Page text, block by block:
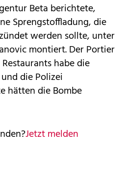
Beta berichtete,
Sprengstoffladung, die
werden sollte, unter
montiert. Der Portier
habe die
die Polizei
hätten die Bombe
Jetzt melden